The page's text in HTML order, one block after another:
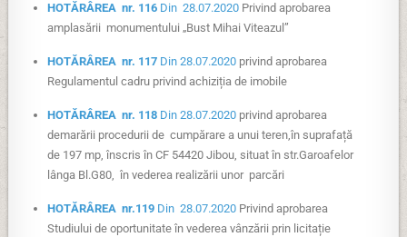
HOTĂRÂREA nr. 116 Din 28.07.2020 Privind aprobarea
amplasării monumentului „Bust Mihai Viteazul”
HOTĂRÂREA nr. 117 Din 28.07.2020 privind aprobarea
Regulamentul cadru privind achiziția de imobile
HOTĂRÂREA nr. 118 Din 28.07.2020 privind aprobarea
demarării procedurii de cumpărare a unui teren,în suprafață
de 197 mp, înscris în CF 54420 Jibou, situat în str.Garoafelor
lânga Bl.G80, în vederea realizării unor parcări
HOTĂRÂREA nr.119 Din 28.07.2020 Privind aprobarea
Studiului de oportunitate în vederea vânzării prin licitație